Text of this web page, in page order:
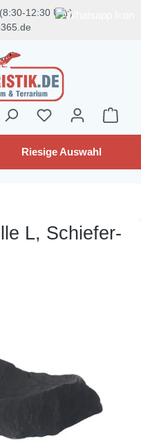
(8:30-12:30 Uhr)
Riesige Auswahl
L, Schiefer-